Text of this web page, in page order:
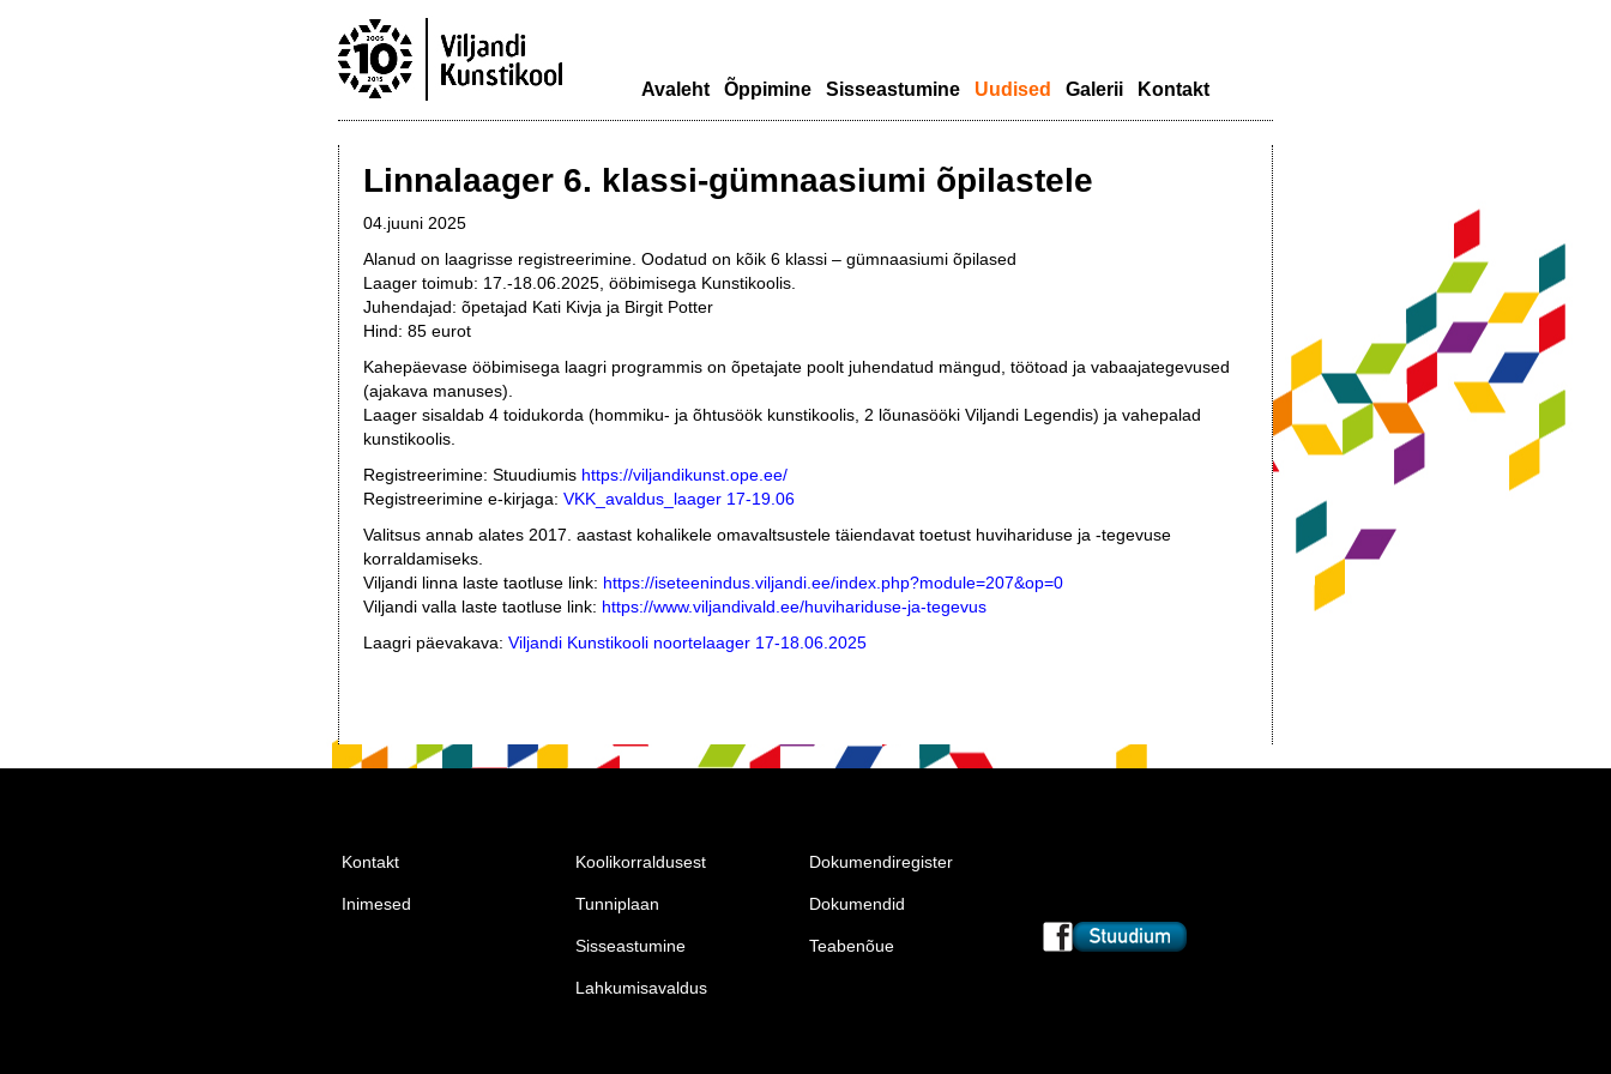
Avaleht Õppimine Sisseastumine Uudised Galerii Kontakt
Linnalaager 6. klassi-gümnaasiumi õpilastele
04.juuni 2025
Alanud on laagrisse registreerimine. Oodatud on kõik 6 klassi – gümnaasiumi õpilased
Laager toimub: 17.-18.06.2025, ööbimisega Kunstikoolis.
Juhendajad: õpetajad Kati Kivja ja Birgit Potter
Hind: 85 eurot
Kahepäevase ööbimisega laagri programmis on õpetajate poolt juhendatud mängud, töötoad ja vabaajategevused
(ajakava manuses).
Laager sisaldab 4 toidukorda (hommiku- ja õhtusöök kunstikoolis, 2 lõunasööki Viljandi Legendis) ja vahepalad
kunstikoolis.
Registreerimine: Stuudiumis https://viljandikunst.ope.ee/
Registreerimine e-kirjaga: VKK_avaldus_laager 17-19.06
Valitsus annab alates 2017. aastast kohalikele omavaltsustele täiendavat toetust huvihariduse ja -tegevuse
korraldamiseks.
Viljandi linna laste taotluse link: https://iseteenindus.viljandi.ee/index.php?module=207&op=0
Viljandi valla laste taotluse link: https://www.viljandivald.ee/huvihariduse-ja-tegevus
Laagri päevakava: Viljandi Kunstikooli noortelaager 17-18.06.2025
Kontakt
Inimesed
Koolikorraldusest
Tunniplaan
Sisseastumine
Lahkumisavaldus
Dokumendiregister
Dokumendid
Teabenõue